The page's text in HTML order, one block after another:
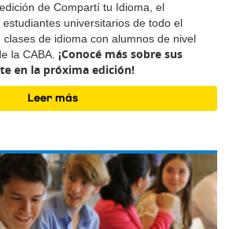
de Compartí tu Idioma, el
universitarios de todo el
de idioma con alumnos de nivel
la CABA. ¡Conocé más sobre sus
en la próxima edición!
Leer más